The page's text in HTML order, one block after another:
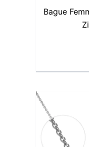
Bague